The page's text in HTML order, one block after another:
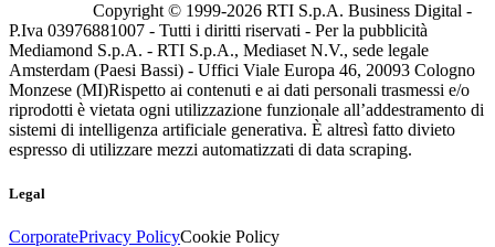
Copyright © 1999-2026 RTI S.p.A. Business Digital -
P.Iva 03976881007 - Tutti i diritti riservati - Per la pubblicità
Mediamond S.p.A. - RTI S.p.A., Mediaset N.V., sede legale
Amsterdam (Paesi Bassi) - Uffici Viale Europa 46, 20093 Cologno
Monzese (MI)Rispetto ai contenuti e ai dati personali trasmessi e/o
riprodotti è vietata ogni utilizzazione funzionale all’addestramento di
sistemi di intelligenza artificiale generativa. È altresì fatto divieto
espresso di utilizzare mezzi automatizzati di data scraping.
Legal
CorporatePrivacy PolicyCookie Policy